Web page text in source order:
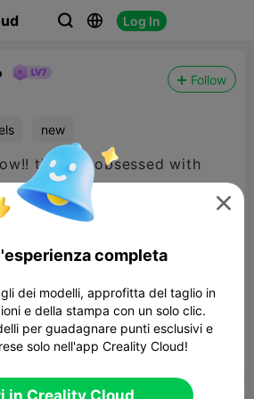
  Log In
Follow
new
the 'I'm obsessed with
that i wanted to make
asked if I am obsessed
with dog's? sign
Correlati
6  1

completa
dei modelli, approfitta del taglio in
e della stampa con un solo clic.
per guadagnare punti esclusivi e
solo nell'app Creality Cloud!